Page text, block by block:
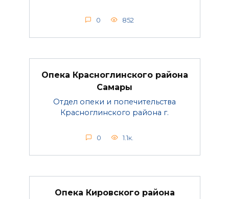
0 852
Опека Красноглинского района
Самары
Отдел опеки и попечительства
Красноглинского района г.
0 1.1к.
Опека Кировского района